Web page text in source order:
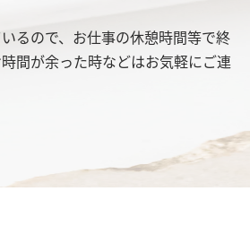
るので、お仕事の休憩時間等で終
間が余った時などはお気軽にご連